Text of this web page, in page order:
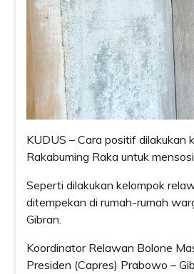
KUDUS – Cara positif dilakukan
Rakabuming Raka untuk
Seperti dilakukan kelompok
ditempekan di rumah-rumah
Gibran.
Koordinator Relawan Bolone
Presiden (Capres) Prabowo –